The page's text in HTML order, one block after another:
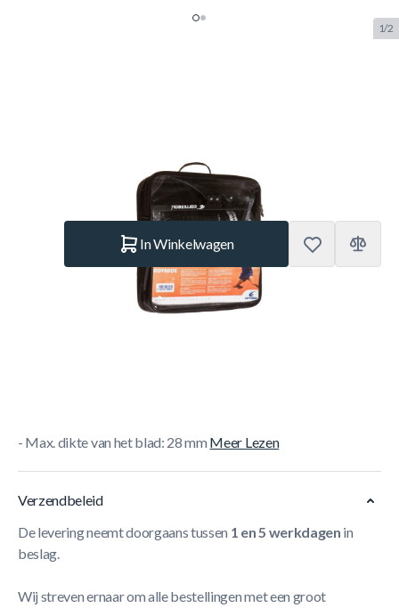
1/2
In Winkelwagen
- Max. dikte van het blad: 28 mm Meer Lezen
Verzendbeleid
De levering neemt doorgaans tussen 1 en 5 werkdagen in
beslag.
Wij streven ernaar om alle bestellingen met een groot